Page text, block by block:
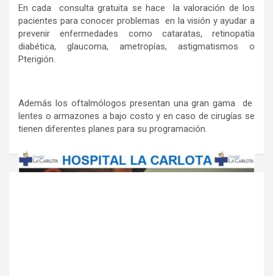
En cada consulta gratuita se hace la valoración de los
pacientes para conocer problemas en la visión y ayudar a
prevenir enfermedades como cataratas, retinopatía
diabética, glaucoma, ametropías, astigmatismos o
Pterigión.
Además los oftalmólogos presentan una gran gama de
lentes o armazones a bajo costo y en caso de cirugías se
tienen diferentes planes para su programación.